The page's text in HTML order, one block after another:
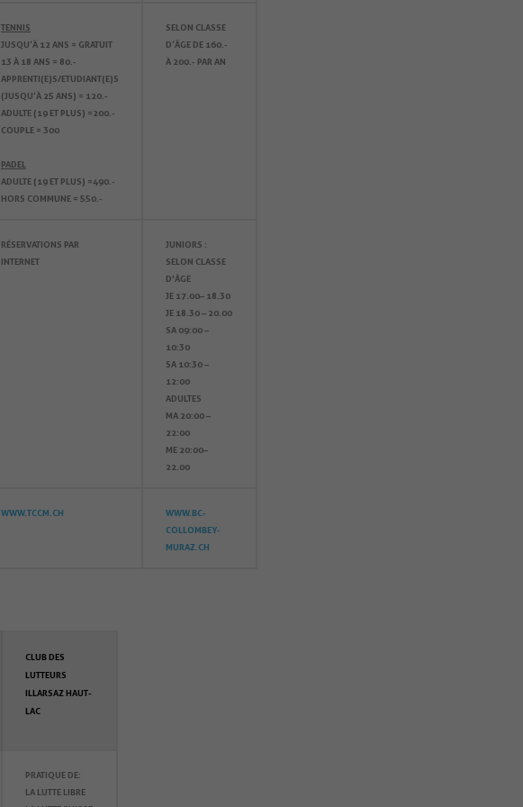
TENNIS
JUSQU’À 12 ANS = GRATUIT
13 À 18 ANS = 80.-
APPRENTI(E)S/ETUDIANT(E)S
(JUSQU’À 25 ANS) = 120.-
ADULTE (19 ET PLUS) =200.-
COUPLE = 300
PADEL
ADULTE (19 ET PLUS) =490.-
HORS COMMUNE = 550.-
SELON CLASSE
D’ÂGE DE 160.-
À 200.- PAR AN
RÉSERVATIONS PAR
INTERNET
JUNIORS :
SELON CLASSE
D'ÂGE
JE 17.00– 18.30
JE 18.30 – 20.00
SA 09:00 –
10:30
SA 10:30 –
12:00
ADULTES
MA 20:00 –
22:00
ME 20:00–
22.00
WWW.TCCM.CH
WWW.BC-
COLLOMBEY-
MURAZ.CH
CLUB DES
LUTTEURS
ILLARSAZ HAUT-
LAC
PRATIQUE DE:
LA LUTTE LIBRE